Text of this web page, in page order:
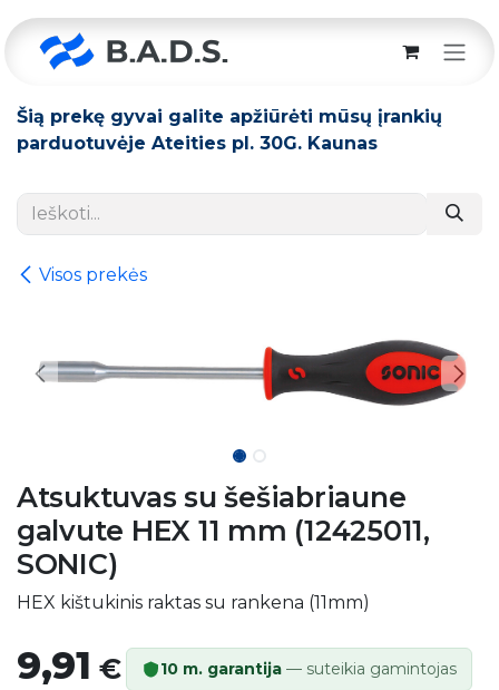
Šią prekę gyvai galite apžiūrėti mūsų įrankių
parduotuvėje Ateities pl. 30G. Kaunas
Visos prekės
Atsuktuvas su šešiabriaune
galvute HEX 11 mm (12425011,
SONIC)
HEX kištukinis raktas su rankena (11mm)
9,91 € 10 m. garantija— suteikia gamintojas